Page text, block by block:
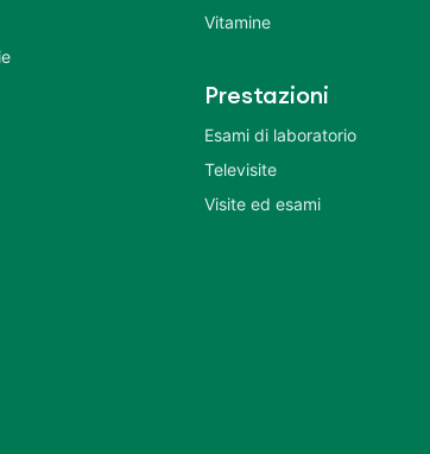
Vitamine
Prestazioni
Esami di laboratorio
Televisite
Visite ed esami